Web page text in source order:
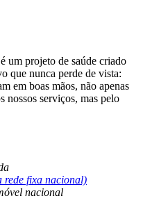
um projeto de saúde criado
que nunca perde de vista:
em boas mãos, não apenas
nossos serviços, mas pelo
rede fixa nacional)
nacional